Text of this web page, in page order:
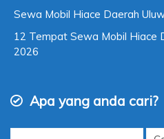
Sewa Mobil Hiace Daerah
12 Tempat Sewa Mobil Hiace
2026
Apa yang anda cari?
Cari